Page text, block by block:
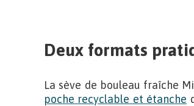
Deux formats
La sève de bouleau fraîche
poche recyclable et étanche